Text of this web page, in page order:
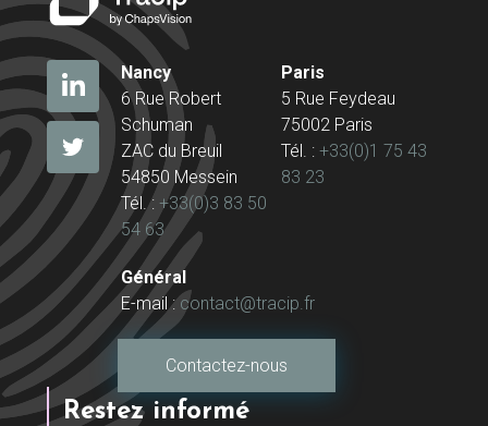
Nancy
6 Rue Robert
Schuman
ZAC du Breuil
54850 Messein
Tél. : +33(0)3 83 50
54 63
Paris
5 Rue Feydeau
75002 Paris
Tél. : +33(0)1 75 43
83 23
Général
E-mail :contact@tracip.fr
Contactez-nous
Restez informé